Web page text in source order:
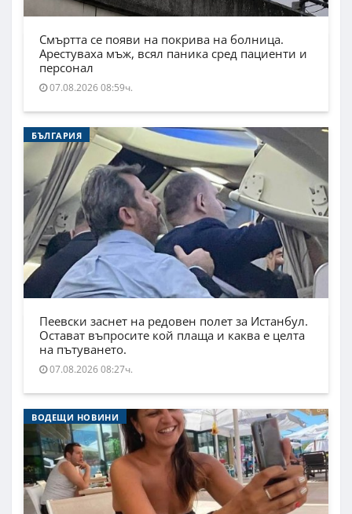
Смъртта се появи на покрива на болница.
Арестуваха мъж, всял паника сред пациенти и
персонал
07.08.2026 08:59ч.
БЪЛГАРИЯ
Пеевски заснет на редовен полет за Истанбул.
Остават въпросите кой плаща и каква е целта
на пътуването.
07.08.2026 08:27ч.
ВОДЕЩИ НОВИНИ